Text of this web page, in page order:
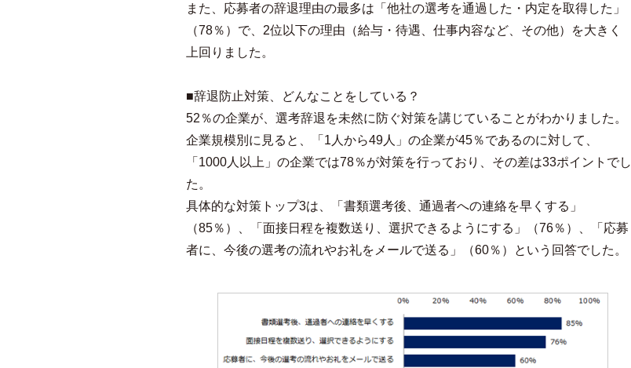
また、応募者の辞退理由の最多は「他社の選考を通過した・内定を取得した」
（78％）で、2位以下の理由（給与・待遇、仕事内容など、その他）を大きく
上回りました。
■辞退防止対策、どんなことをしている？
52％の企業が、選考辞退を未然に防ぐ対策を講じていることがわかりました。
企業規模別に見ると、「1人から49人」の企業が45％であるのに対して、
「1000人以上」の企業では78％が対策を行っており、その差は33ポイントでし
た。
具体的な対策トップ3は、「書類選考後、通過者への連絡を早くする」
（85％）、「面接日程を複数送り、選択できるようにする」（76％）、「応募
者に、今後の選考の流れやお礼をメールで送る」（60％）という回答でした。